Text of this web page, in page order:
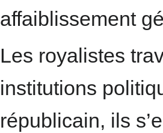
affaiblissement
Les royalistes
institutions
républicain, ils